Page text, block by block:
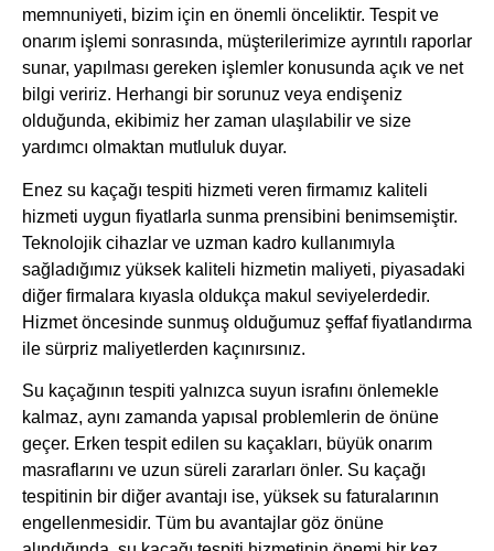
memnuniyeti, bizim için en önemli önceliktir. Tespit ve
onarım işlemi sonrasında, müşterilerimize ayrıntılı raporlar
sunar, yapılması gereken işlemler konusunda açık ve net
bilgi veririz. Herhangi bir sorunuz veya endişeniz
olduğunda, ekibimiz her zaman ulaşılabilir ve size
yardımcı olmaktan mutluluk duyar.
Enez su kaçağı tespiti hizmeti veren firmamız kaliteli
hizmeti uygun fiyatlarla sunma prensibini benimsemiştir.
Teknolojik cihazlar ve uzman kadro kullanımıyla
sağladığımız yüksek kaliteli hizmetin maliyeti, piyasadaki
diğer firmalara kıyasla oldukça makul seviyelerdedir.
Hizmet öncesinde sunmuş olduğumuz şeffaf fiyatlandırma
ile sürpriz maliyetlerden kaçınırsınız.
Su kaçağının tespiti yalnızca suyun israfını önlemekle
kalmaz, aynı zamanda yapısal problemlerin de önüne
geçer. Erken tespit edilen su kaçakları, büyük onarım
masraflarını ve uzun süreli zararları önler. Su kaçağı
tespitinin bir diğer avantajı ise, yüksek su faturalarının
engellenmesidir. Tüm bu avantajlar göz önüne